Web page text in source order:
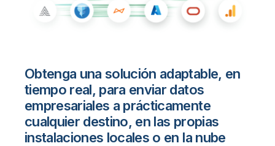
Obtenga una solución adaptable, en
tiempo real, para enviar datos
empresariales a prácticamente
cualquier destino, en las propias
instalaciones locales o en la nube